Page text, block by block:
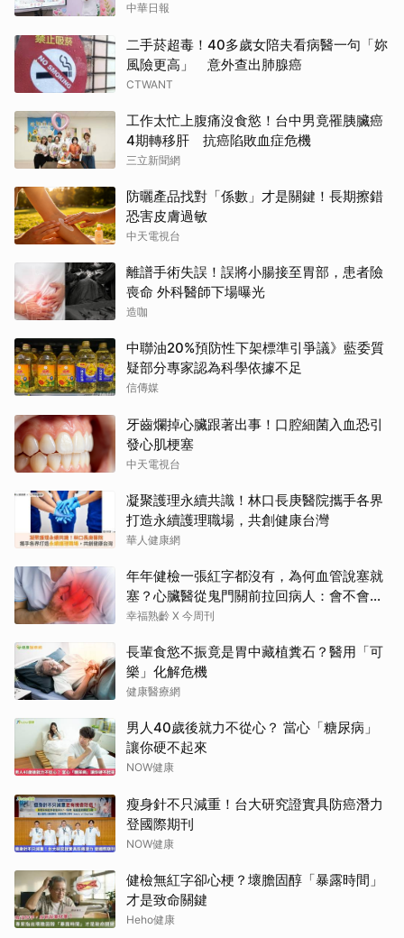
中華日報
二手菸超毒！40多歲女陪夫看病醫一句「妳
風險更高」 意外查出肺腺癌
CTWANT
工作太忙上腹痛沒食慾！台中男竟罹胰臟癌
4期轉移肝 抗癌陷敗血症危機
三立新聞網
防曬產品找對「係數」才是關鍵！長期擦錯
恐害皮膚過敏
中天電視台
離譜手術失誤！誤將小腸接至胃部，患者險
喪命 外科醫師下場曝光
造咖
中聯油20%預防性下架標準引爭議》藍委質
疑部分專家認為科學依據不足
信傳媒
牙齒爛掉心臟跟著出事！口腔細菌入血恐引
發心肌梗塞
中天電視台
凝聚護理永續共識！林口長庚醫院攜手各界
打造永續護理職場，共創健康台灣
華人健康網
年年健檢一張紅字都沒有，為何血管說塞就
塞？心臟醫從鬼門關前拉回病人：會不會心
梗要看對數字
幸福熟齡 X 今周刊
長輩食慾不振竟是胃中藏植糞石？醫用「可
樂」化解危機
健康醫療網
男人40歲後就力不從心？ 當心「糖尿病」
讓你硬不起來
NOW健康
瘦身針不只減重！台大研究證實具防癌潛力
登國際期刊
NOW健康
健檢無紅字卻心梗？壞膽固醇「暴露時間」
才是致命關鍵
Heho健康